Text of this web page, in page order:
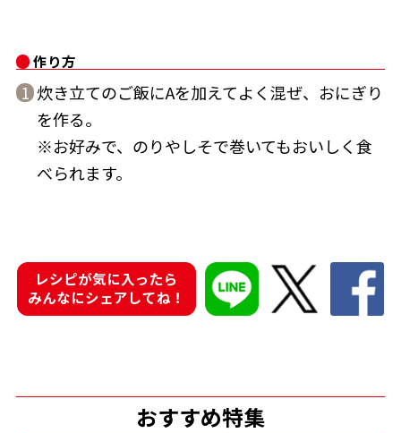
新鮮一番
作り方
1 炊き立てのご飯にAを加えてよく混ぜ、おにぎり
を作る。
※お好みで、のりやしそで巻いてもおいしく食
べられます。
レシピが気に入ったら
みんなにシェアしてね！
おすすめ特集